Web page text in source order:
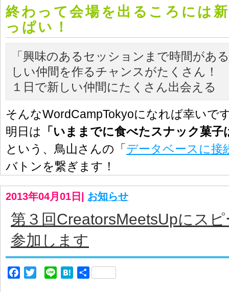
終わって会場を出るころには
っぱい！
「興味のあるセッションまで時間があ
しい仲間を作るチャンスがたくさん！
１日で新しい仲間にたくさん出会える
そんなWordCampTokyoになれば幸いで
明日は
「いままでに食べたスナック菓
という、鳥山さんの「データベースに接
バトンを繋ぎます！
2013年04月01日 お知らせ
第３回CreatorsMeetsUpにス
参加します
Facebook
Twitter Line Hatena
共